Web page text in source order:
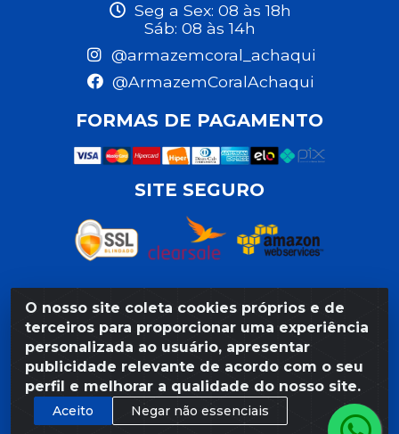
O nosso site coleta cookies próprios e de
terceiros para proporcionar uma experiência
personalizada ao usuário, apresentar
publicidade relevante de acordo com o seu
perfil e melhorar a qualidade do nosso site.
Aceito
Negar não essenciais
Seg a Sex: 08 às 18h
Sáb: 08 às 14h
@armazemcoral_achaqui
@ArmazemCoralAchaqui
FORMAS DE PAGAMENTO
SITE SEGURO
Razão Social: Armazém Coral LTDA - Rua da Praia,
103 - São José - Recife/PE - CEP 50020-550 -
CNPJ 11.623.188/0027-80